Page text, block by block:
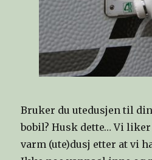
Bruker du utedusjen til
bobil? Husk dette… Vi liker
varm (ute)dusj etter at vi